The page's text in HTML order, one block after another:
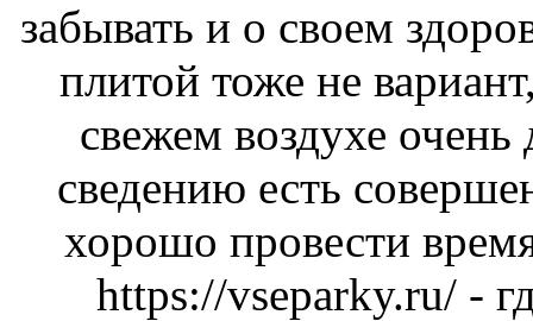
забывать и о своем
плитой тоже не
свежем воздухе
сведению есть
хорошо провести
https://vseparky.ru/ -